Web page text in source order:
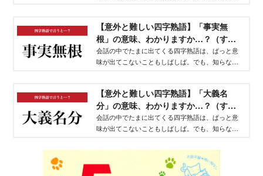
方法を、毎日クイズ形式でお届けします！
【意外と難しい四字熟語】「事実無
根」の意味、わかりますか…？（すと
う けんたろう） | 現代ビジネス
会話の中でたまに出てくる四字熟語は、ぱっと意
味が出てこないこともしばしば。でも、知らない
方法を、毎日クイズ形式でお届けします！
【意外と難しい四字熟語】「大義名
分」の意味、わかりますか…？（すと
う けんたろう） | 現代ビジネス
会話の中でたまに出てくる四字熟語は、ぱっと意
味が出てこないこともしばしば。でも、知らない
考えた「最強5文字要約」を使った四字熟語の暗記
方法を、毎日クイズ形式でお届けします！